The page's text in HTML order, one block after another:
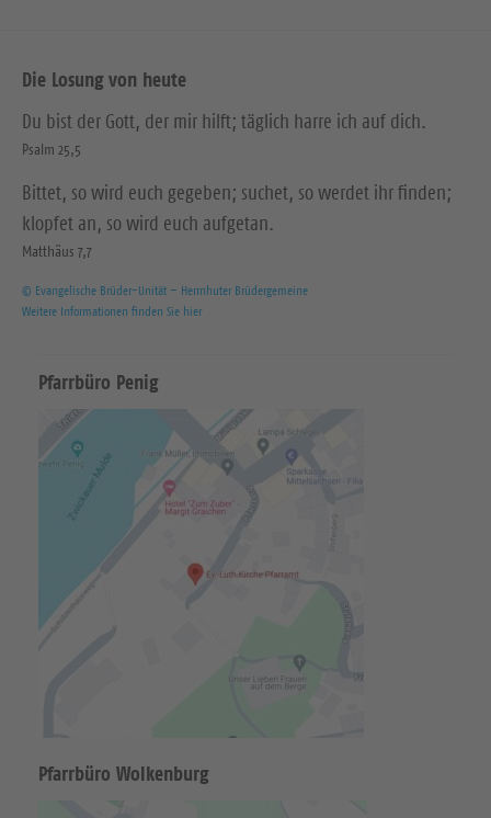
Die Losung von heute
Du bist der Gott, der mir hilft; täglich harre ich auf dich.
Psalm 25,5
Bittet, so wird euch gegeben; suchet, so werdet ihr finden;
klopfet an, so wird euch aufgetan.
Matthäus 7,7
© Evangelische Brüder-Unität – Herrnhuter Brüdergemeine
Weitere Informationen finden Sie hier
Pfarrbüro Penig
Pfarrbüro Wolkenburg